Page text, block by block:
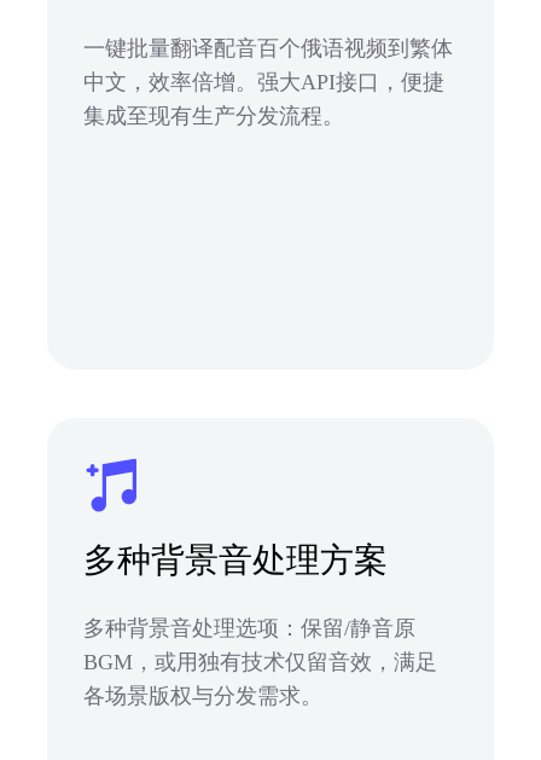
一键批量翻译配音百个俄语视频到繁体
中文，效率倍增。强大API接口，便捷
集成至现有生产分发流程。
多种背景音处理方案
多种背景音处理选项：保留/静音原
BGM，或用独有技术仅留音效，满足
各场景版权与分发需求。